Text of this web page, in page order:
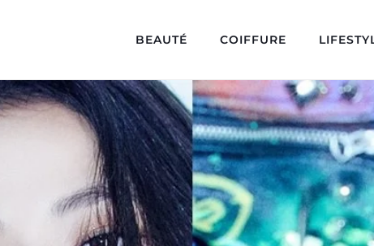
BEAUTÉ COIFFURE